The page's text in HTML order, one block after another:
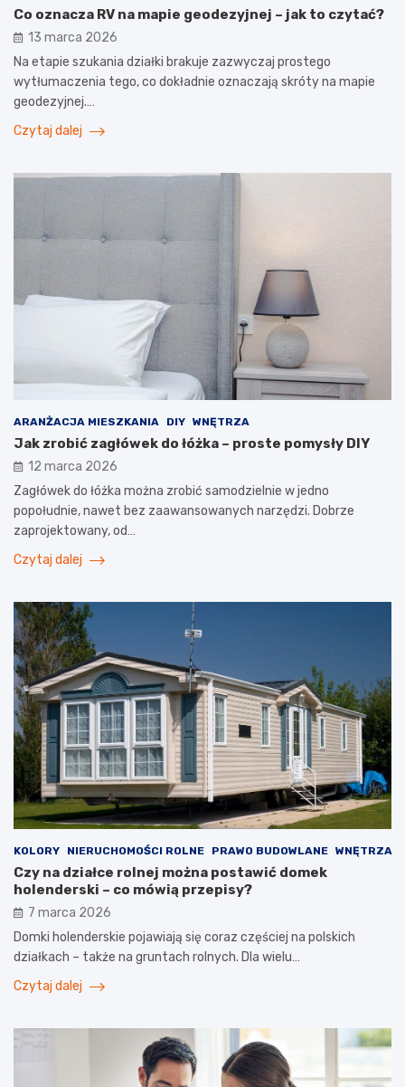
Co oznacza RV na mapie geodezyjnej – jak to czytać?
13 marca 2026
Na etapie szukania działki brakuje zazwyczaj prostego
wytłumaczenia tego, co dokładnie oznaczają skróty na mapie
geodezyjnej.…
Czytaj dalej
ARANŻACJA MIESZKANIA DIY WNĘTRZA
Jak zrobić zagłówek do łóżka – proste pomysły DIY
12 marca 2026
Zagłówek do łóżka można zrobić samodzielnie w jedno
popołudnie, nawet bez zaawansowanych narzędzi. Dobrze
zaprojektowany, od…
Czytaj dalej
KOLORY NIERUCHOMOŚCI ROLNE PRAWO BUDOWLANE WNĘTRZA
Czy na działce rolnej można postawić domek
holenderski – co mówią przepisy?
7 marca 2026
Domki holenderskie pojawiają się coraz częściej na polskich
działkach – także na gruntach rolnych. Dla wielu…
Czytaj dalej